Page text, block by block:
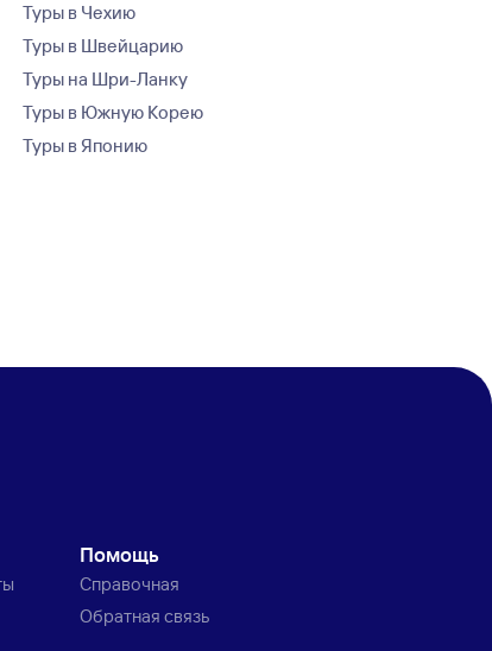
Туры в Чехию
Туры в Швейцарию
Туры на Шри-Ланку
Туры в Южную Корею
Туры в Японию
Помощь
Справочная
Обратная связь